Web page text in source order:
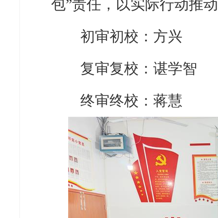
包”责任，以实际行动推
初审初校：方兴
复审复校：谌学智
终审终校：蒋慧